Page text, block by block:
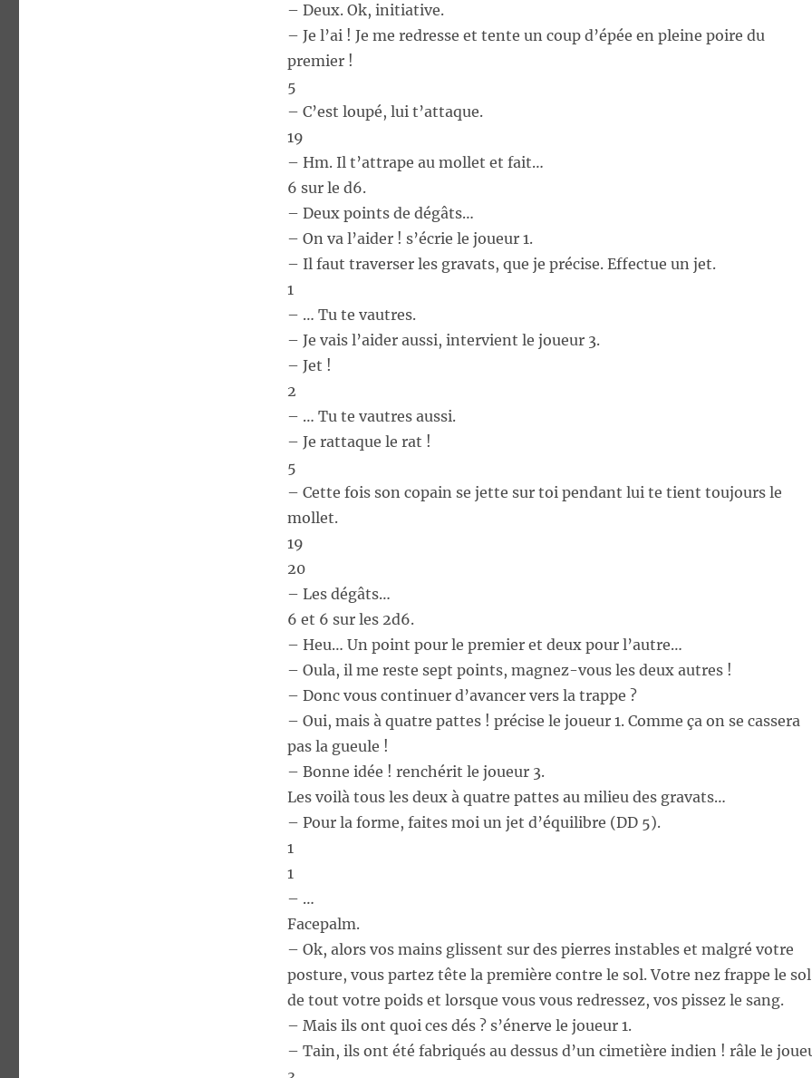
– Deux. Ok, initiative.
– Je l’ai ! Je me redresse et tente un coup d’épée en pleine poire du
premier !
5
– C’est loupé, lui t’attaque.
19
– Hm. Il t’attrape au mollet et fait…
6 sur le d6.
– Deux points de dégâts…
– On va l’aider ! s’écrie le joueur 1.
– Il faut traverser les gravats, que je précise. Effectue un jet.
1
– … Tu te vautres.
– Je vais l’aider aussi, intervient le joueur 3.
– Jet !
2
– … Tu te vautres aussi.
– Je rattaque le rat !
5
– Cette fois son copain se jette sur toi pendant lui te tient toujours le
mollet.
19
20
– Les dégâts…
6 et 6 sur les 2d6.
– Heu… Un point pour le premier et deux pour l’autre…
– Oula, il me reste sept points, magnez-vous les deux autres !
– Donc vous continuer d’avancer vers la trappe ?
– Oui, mais à quatre pattes ! précise le joueur 1. Comme ça on se cassera
pas la gueule !
– Bonne idée ! renchérit le joueur 3.
Les voilà tous les deux à quatre pattes au milieu des gravats…
– Pour la forme, faites moi un jet d’équilibre (DD 5).
1
1
– …
Facepalm.
– Ok, alors vos mains glissent sur des pierres instables et malgré votre
posture, vous partez tête la première contre le sol. Votre nez frappe le sol
de tout votre poids et lorsque vous vous redressez, vos pissez le sang.
– Mais ils ont quoi ces dés ? s’énerve le joueur 1.
– Tain, ils ont été fabriqués au dessus d’un cimetière indien ! râle le